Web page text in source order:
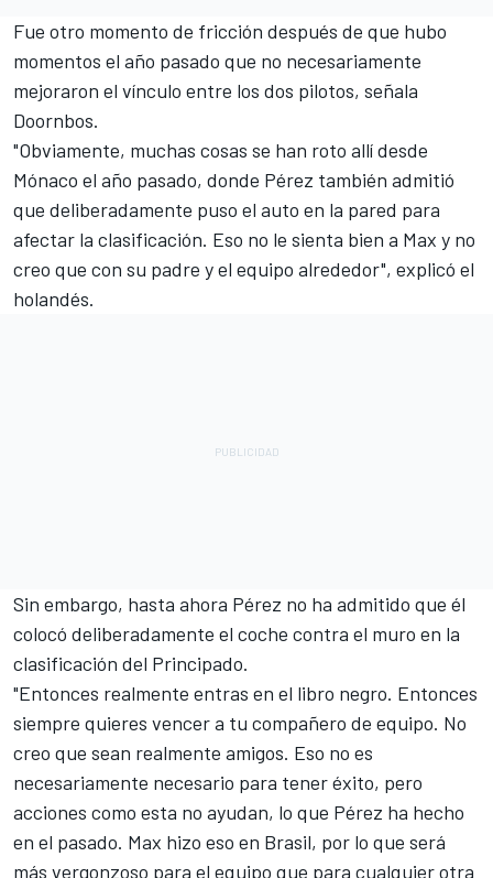
Fue otro momento de fricción después de que hubo
momentos el año pasado que no necesariamente
mejoraron el vínculo entre los dos pilotos, señala
Doornbos.
"Obviamente, muchas cosas se han roto allí desde
Mónaco el año pasado, donde Pérez también admitió
que deliberadamente puso el auto en la pared para
afectar la clasificación. Eso no le sienta bien a Max y no
creo que con su padre y el equipo alrededor", explicó el
holandés.
Sin embargo, hasta ahora Pérez no ha admitido que él
colocó deliberadamente el coche contra el muro en la
clasificación del Principado.
"Entonces realmente entras en el libro negro. Entonces
siempre quieres vencer a tu compañero de equipo. No
creo que sean realmente amigos. Eso no es
necesariamente necesario para tener éxito, pero
acciones como esta no ayudan, lo que Pérez ha hecho
en el pasado. Max hizo eso en Brasil, por lo que será
más vergonzoso para el equipo que para cualquier otra